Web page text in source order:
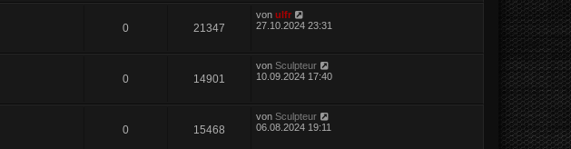
0 21347
von ulfr
27.10.2024 23:31
0 14901
von Sculpteur
10.09.2024 17:40
0 15468
von Sculpteur
06.08.2024 19:11